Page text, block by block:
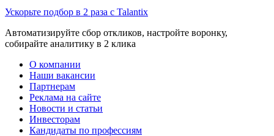
Ускорьте подбор в 2 раза с Talantix
Автоматизируйте сбор откликов, настройте воронку,
собирайте аналитику в 2 клика
О компании
Наши вакансии
Партнерам
Реклама на сайте
Новости и статьи
Инвесторам
Кандидаты по профессиям